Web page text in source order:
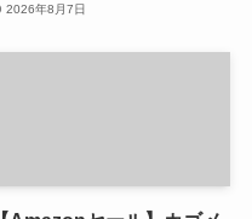
2026年8月7日